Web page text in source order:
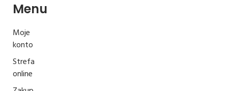
Menu
Moje
konto
Strefa
online